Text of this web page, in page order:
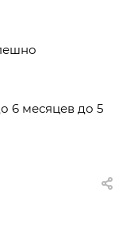
6 месяцев до 5